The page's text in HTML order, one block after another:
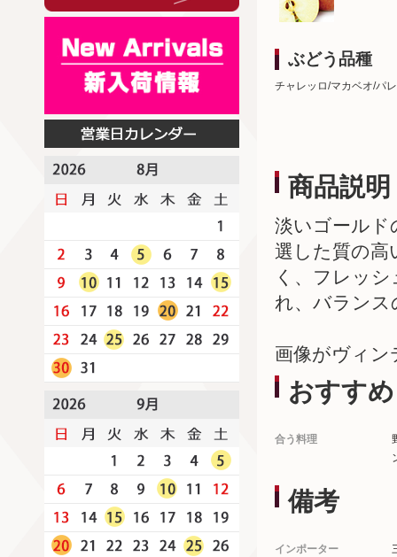
ぶどう品種
チャレッロ/マカベオ/パ
商品説明
淡いゴールド
選した質の高
く、フレッ
れ、バランス
画像がヴィン
おすすめ
合う料理
備考
インポーター